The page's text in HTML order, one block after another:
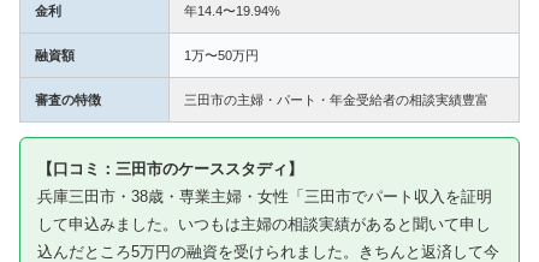
金利 年14.4〜19.94%
融資額 1万〜50万円
審査の特徴 三田市の主婦・パート・年金受給者の相談実績豊富
【口コミ：三田市のケーススタディ】
兵庫三田市・38歳・専業主婦・女性「三田市でパート収入を証明
して申込みました。いつもは主婦の相談実績があると聞いて申し
込んだところ5万円の融資を受けられました。きちんと返済して今